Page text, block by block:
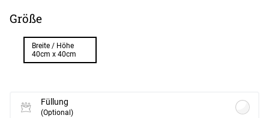
Größe
Breite / Höhe
40cm x 40cm
Füllung
(Optional)